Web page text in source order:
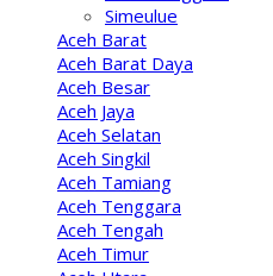
Simeulue
Aceh Barat
Aceh Barat Daya
Aceh Besar
Aceh Jaya
Aceh Selatan
Aceh Singkil
Aceh Tamiang
Aceh Tenggara
Aceh Tengah
Aceh Timur